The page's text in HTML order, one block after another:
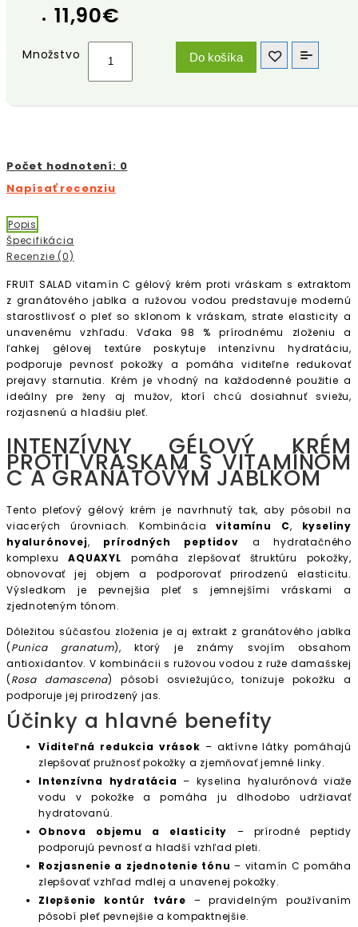
11,90€
Množstvo Do košíka
Počet hodnotení: 0
Napísať recenziu
Popis
Špecifikácia
Recenzie (0)
FRUIT SALAD vitamín C gélový krém proti vráskam s extraktom
z granátového jablka a ružovou vodou predstavuje modernú
starostlivosť o pleť so sklonom k vráskam, strate elasticity a
unavenému vzhľadu. Vďaka 98 % prírodnému zloženiu a
ľahkej gélovej textúre poskytuje intenzívnu hydratáciu,
podporuje pevnosť pokožky a pomáha viditeľne redukovať
prejavy starnutia. Krém je vhodný na každodenné použitie a
ideálny pre ženy aj mužov, ktorí chcú dosiahnuť sviežu,
rozjasnenú a hladšiu pleť.
INTENZÍVNY GÉLOVÝ KRÉM
PROTI VRÁSKAM S VITAMÍNOM
C A GRANÁTOVÝM JABLKOM
Tento pleťový gélový krém je navrhnutý tak, aby pôsobil na
viacerých úrovniach. Kombináciavitamínu C, kyseliny
hyalurónovej, prírodných peptidov a hydratačného
komplexuAQUAXYL pomáha zlepšovať štruktúru pokožky,
obnovovať jej objem a podporovať prirodzenú elasticitu.
Výsledkom je pevnejšia pleť s jemnejšími vráskami a
zjednoteným tónom.
Dôležitou súčasťou zloženia je aj extrakt z granátového jablka
(Punica granatum), ktorý je známy svojím obsahom
antioxidantov. V kombinácii s ružovou vodou z ruže damašskej
(Rosa damascena) pôsobí osviežujúco, tonizuje pokožku a
podporuje jej prirodzený jas.
Účinky a hlavné benefity
Viditeľná redukcia vrások – aktívne látky pomáhajú
zlepšovať pružnosť pokožky a zjemňovať jemné linky.
Intenzívna hydratácia – kyselina hyalurónová viaže
vodu v pokožke a pomáha ju dlhodobo udržiavať
hydratovanú.
Obnova objemu a elasticity – prírodné peptidy
podporujú pevnosť a hladší vzhľad pleti.
Rozjasnenie a zjednotenie tónu – vitamín C pomáha
zlepšovať vzhľad mdlej a unavenej pokožky.
Zlepšenie kontúr tváre – pravidelným používaním
pôsobí pleť pevnejšie a kompaktnejšie.